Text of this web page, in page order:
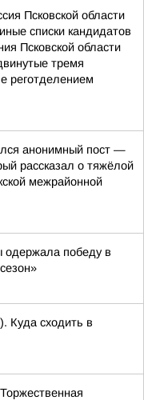
Псковской области
списки кандидатов
Псковской области
тремя
реготделением
анонимный пост —
рассказал о тяжёлой
межрайонной
одержала победу в
Куда сходить в